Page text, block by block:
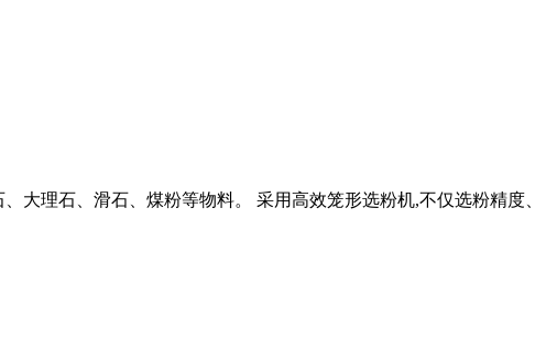
大理石、滑石、煤粉等物料。 采用高效笼形选粉机,不仅选粉精度、